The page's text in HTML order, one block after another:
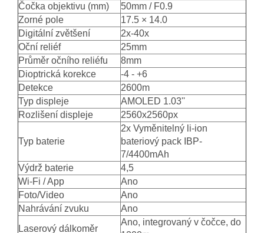
Čočka objektivu (mm)
50mm / F0.9
Zorné pole
17.5 × 14.0
Digitální zvětšení
2x-40x
Oční reliéf
25mm
Průměr očního reliéfu
8mm
Dioptrická korekce
-4 - +6
Detekce
2600m
Typ displeje
AMOLED 1.03''
Rozlišení displeje
2560x2560px
Typ baterie
2x Vyměnitelný li-ion
bateriový pack IBP-
7/4400mAh
Výdrž baterie
4,5
Wi-Fi / App
Ano
Foto/Video
Ano
Nahrávání zvuku
Ano
Laserový dálkoměr
Ano, integrovaný v čočce, do